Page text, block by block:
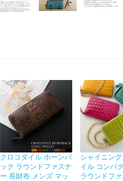
クロコダイル ホーンバ
ック ラウンドファスナ
ー 長財布 メンズ マッ
シャイニン
イル コンパ
ラウンドフ